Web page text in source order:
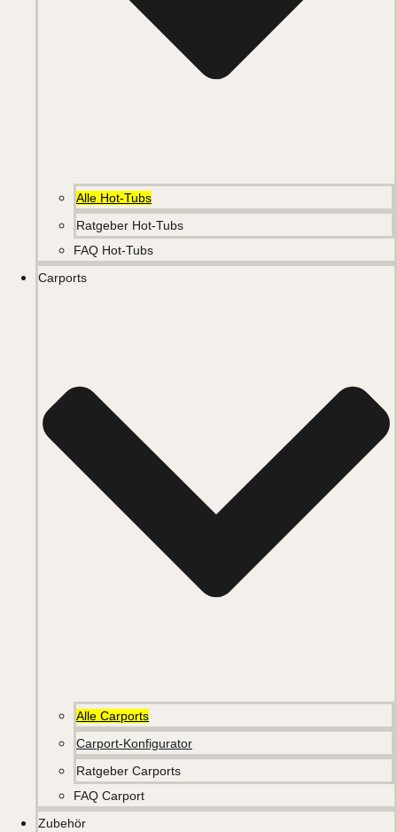
Alle Hot-Tubs
Ratgeber Hot-Tubs
FAQ Hot-Tubs
Carports
Alle Carports
Carport-Konfigurator
Ratgeber Carports
FAQ Carport
Zubehör